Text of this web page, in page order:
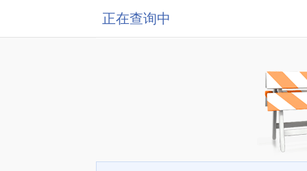
正在查询中